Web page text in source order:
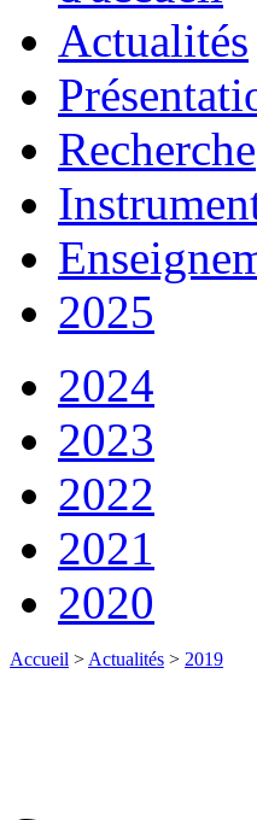
Actualités
Recherche
2025
2024
2023
2022
2021
2020
Accueil > Actualités > 2019